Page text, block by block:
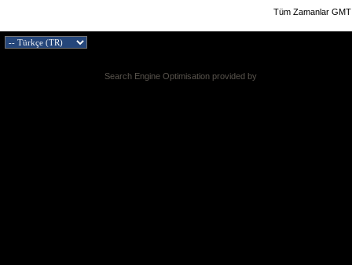
Tüm Zamanlar
Search Engine Optimisation provided by